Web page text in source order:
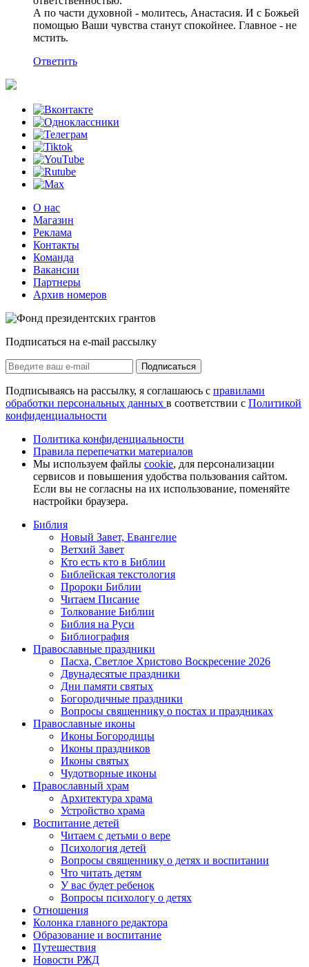
А по части духовной - молитесь, Анастасия. И с Божьей
помощью Ваши чувства станут спокойнее. Главное - не
мстить.
Ответить
О нас
Магазин
Реклама
Контакты
Команда
Вакансии
Партнеры
Архив номеров
Подписаться на e-mail рассылку
Подписаться
Подписываясь на рассылку, я соглашаюсь с правилами
обработки персональных данных в соответствии с Политикой
конфиденциальности
Политика конфиденциальности
Правила перепечатки материалов
Мы используем файлы cookie, для персонализации
сервисов и повышения удобства пользования сайтом.
Если вы не согласны на их использование, поменяйте
настройки браузера.
Библия
Новый Завет, Евангелие
Ветхий Завет
Кто есть кто в Библии
Библейская текстология
Пророки Библии
Читаем Писание
Толкование Библии
Библия на Руси
Библиография
Православные праздники
Пасха, Светлое Христово Воскресение 2026
Двунадесятые праздники
Дни памяти святых
Богородичные праздники
Вопросы священнику о постах и праздниках
Православные иконы
Иконы Богородицы
Иконы праздников
Иконы святых
Чудотворные иконы
Православный храм
Архитектура храма
Устройство храма
Воспитание детей
Читаем с детьми о вере
Психология детей
Вопросы священнику о детях и воспитании
Что читать детям
У вас будет ребенок
Вопросы психологу о детях
Отношения
Колонка главного редактора
Образование и воспитание
Путешествия
Новости РЖД